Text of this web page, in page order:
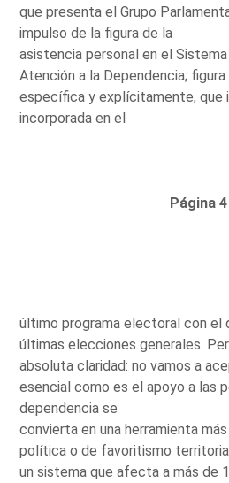
que presenta el Grupo
impulso de la figura de la
asistencia personal en el
Atención a la Dependencia;
específica y explícitamente, que
incorporada en el
Página 4
último programa electoral con el
últimas elecciones generales.
absoluta claridad: no vamos a
esencial como es el apoyo a las
dependencia se
convierta en una herramienta
política o de favoritismo
un sistema que afecta a más de